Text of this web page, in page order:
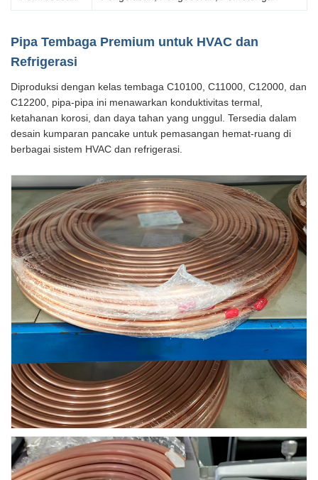
Pipa Tembaga Premium untuk HVAC dan
Refrigerasi
Diproduksi dengan kelas tembaga C10100, C11000, C12000, dan
C12200, pipa-pipa ini menawarkan konduktivitas termal,
ketahanan korosi, dan daya tahan yang unggul. Tersedia dalam
desain kumparan pancake untuk pemasangan hemat-ruang di
berbagai sistem HVAC dan refrigerasi.